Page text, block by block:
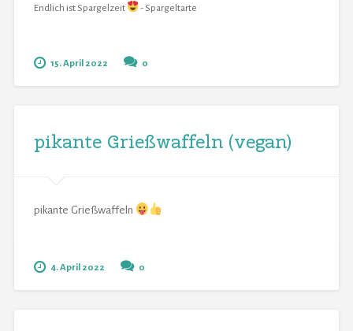
Endlich ist Spargelzeit - Spargeltarte
15. April 2022 0
pikante Grießwaffeln (vegan)
pikante Grießwaffeln
4. April 2022 0